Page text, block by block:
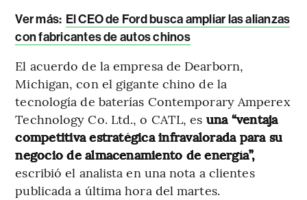
Ver más: El CEO de Ford busca ampliar las alianzas
con fabricantes de autos chinos
El acuerdo de la empresa de Dearborn,
Michigan, con el gigante chino de la
tecnología de baterías Contemporary Amperex
Technology Co. Ltd., o CATL, es una “ventaja
competitiva estratégica infravalorada para su
negocio de almacenamiento de energía”,
escribió el analista en una nota a clientes
publicada a última hora del martes.